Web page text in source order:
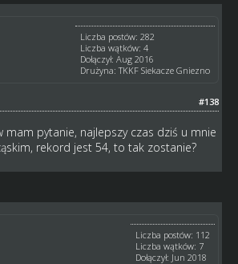
Liczba postów: 282
Liczba wątków: 4
Dołączył: Aug 2016
Drużyna: TKKF Siekacze Gniezno
#138
mam pytanie, najlepszy czas dziś u mnie
rekord jest 54, to tak zostanie?
Liczba postów: 112
Liczba wątków: 7
Dołączył: Jun 2018